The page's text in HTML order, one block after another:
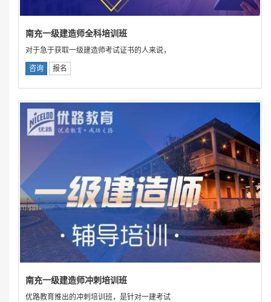
南充一级建造师全科培训班
对于急于获取一级建造师考试证书的人来说，
咨询 报名
南充一级建造师冲刺培训班
优路教育推出的冲刺培训班，是针对一建考试